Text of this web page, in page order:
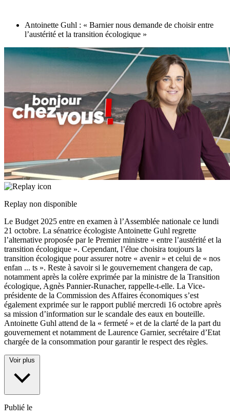
Antoinette Guhl : « Barnier nous demande de choisir entre
l’austérité et la transition écologique »
Replay non disponible
Le Budget 2025 entre en examen à l’Assemblée nationale ce lundi
21 octobre. La sénatrice écologiste Antoinette Guhl regrette
l’alternative proposée par le Premier ministre « entre l’austérité et la
transition écologique ». Cependant, l’élue choisira toujours la
transition écologique pour assurer notre « avenir » et celui de « nos
enfan ... ts ». Reste à savoir si le gouvernement changera de cap,
notamment après la colère exprimée par la ministre de la Transition
écologique, Agnès Pannier-Runacher, rappelle-t-elle. La Vice-
présidente de la Commission des Affaires économiques s’est
également exprimée sur le rapport publié mercredi 16 octobre après
sa mission d’information sur le scandale des eaux en bouteille.
Antoinette Guhl attend de la « fermeté » et de la clarté de la part du
gouvernement et notamment de Laurence Garnier, secrétaire d’Etat
chargée de la consommation pour garantir le respect des règles.
Voir plus
Publié le